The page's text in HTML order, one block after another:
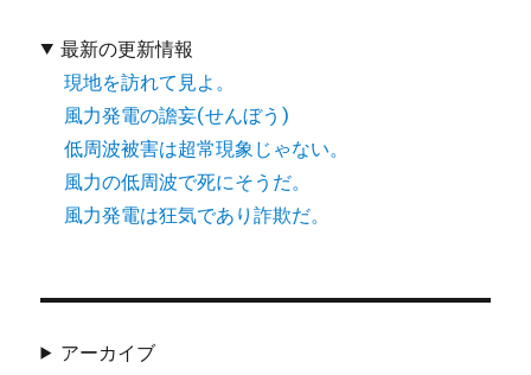
最新の更新情報
現地を訪れて見よ。
風力発電の譫妄(せんぼう)
低周波被害は超常現象じゃない。
風力の低周波で死にそうだ。
風力発電は狂気であり詐欺だ。
アーカイブ